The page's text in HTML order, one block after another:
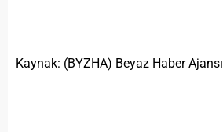
Kaynak: (BYZHA) Beyaz Haber Ajansı